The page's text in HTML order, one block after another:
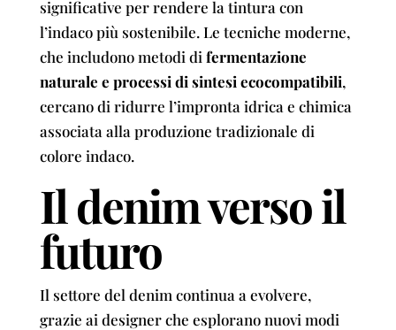
significative per rendere la tintura con
l’indaco più sostenibile. Le tecniche moderne,
che includono metodi di fermentazione
naturale e processi di sintesi ecocompatibili,
cercano di ridurre l’impronta idrica e chimica
associata alla produzione tradizionale di
colore indaco.
Il denim verso il
futuro
Il settore del denim continua a evolvere,
grazie ai designer che esplorano nuovi modi